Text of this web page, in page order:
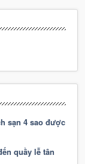
sạn 4 sao được
quầy lễ tân